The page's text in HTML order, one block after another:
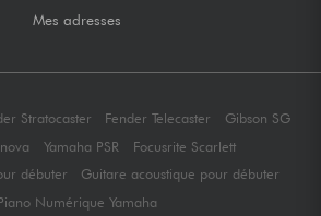
Mes adresses
Stratocaster Fender Telecaster
Gibson SG
Yamaha PSR
Focusrite Scarlett
débuter
Guitare acoustique pour débuter
Numérique Yamaha